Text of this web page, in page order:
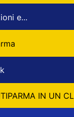
e...
IN UN